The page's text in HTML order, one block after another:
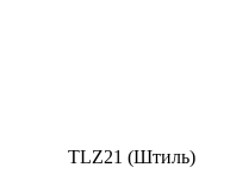
TLZ21 (Штиль)